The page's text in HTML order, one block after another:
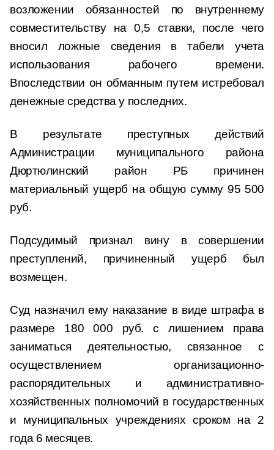
возложении обязанностей по внутреннему
совместительству на 0,5 ставки, после чего
вносил ложные сведения в табели учета
использования рабочего времени.
Впоследствии он обманным путем истребовал
денежные средства у последних.
В результате преступных действий
Администрации муниципального района
Дюртюлинский район РБ причинен
материальный ущерб на общую сумму 95 500
руб.
Подсудимый признал вину в совершении
преступлений, причиненный ущерб был
возмещен.
Суд назначил ему наказание в виде штрафа в
размере 180 000 руб. с лишением права
заниматься деятельностью, связанное с
осуществлением организационно-
распорядительных и административно-
хозяйственных полномочий в государственных
и муниципальных учреждениях сроком на 2
года 6 месяцев.